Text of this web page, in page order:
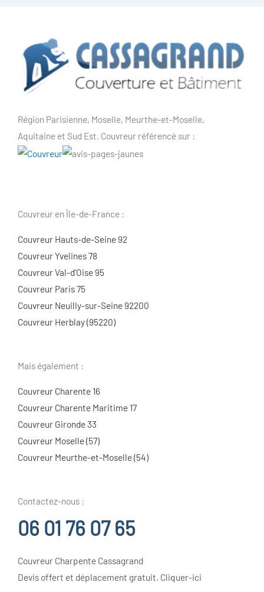
Région Parisienne, Moselle, Meurthe-et-Moselle,
Aquitaine et Sud Est. Couvreur référencé sur :
Couvreur en Île-de-France :
Couvreur Hauts-de-Seine 92
Couvreur Yvelines 78
Couvreur Val-d’Oise 95
Couvreur Paris 75
Couvreur Neuilly-sur-Seine 92200
Couvreur Herblay (95220)
Mais également :
Couvreur Charente 16
Couvreur Charente Maritime 17
Couvreur Gironde 33
Couvreur Moselle (57)
Couvreur Meurthe-et-Moselle (54)
Contactez-nous :
06 01 76 07 65
Couvreur Charpente Cassagrand
Devis offert et déplacement gratuit. Cliquer-ici